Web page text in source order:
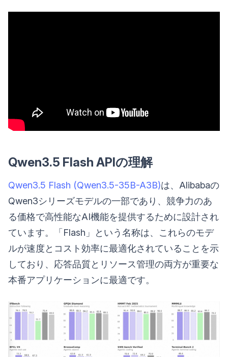
Qwen3.5 Flash APIの理解
Qwen3.5 Flash (Qwen3.5-35B-A3B)は、Alibabaの
Qwen3シリーズモデルの一部であり、競争力のあ
る価格で高性能なAI機能を提供するために設計され
ています。「Flash」という名称は、これらのモデ
ルが速度とコスト効率に最適化されていることを示
しており、応答品質とリソース管理の両方が重要な
本番アプリケーションに最適です。